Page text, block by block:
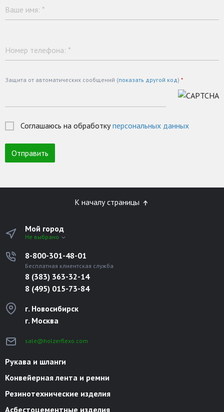
Ваше имя: *
Номер телефона: *
Защита от автоматических сообщений (показать другой код) *
Соглашаюсь на обработкуперсональных данных
К началу страницы
Мой город
Не выбрано
8-800-301-48-01
Бесплатная клиентская служба
8 (383) 363-32-14
8 (495) 015-73-84
г. Новосибирск
г. Москва
sale@holzerflexo.com
Рукава и шланги
Конвейерная лента и ремни
Резинотехнические изделия
Асбестоцементные изделия